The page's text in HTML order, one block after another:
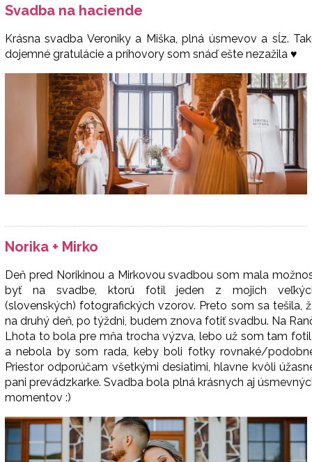
Svadba na haciende
Krásna svadba Veroniky a Miška, plná úsmevov a sĺz.
dojemné gratulácie a príhovory som snáď ešte nezažila ♥
Norika + Mirko
Deň pred Norikinou a Mirkovou svadbou som mala
byť na svadbe, ktorú fotil jeden z mojich
(slovenských) fotografických vzorov. Preto som sa tešila,
na druhý deň, po týždni, budem znova fotiť svadbu. Na
Lhota to bola pre mňa trocha výzva, lebo už som tam
a nebola by som rada, keby boli fotky rovnaké/
Priestor odporúčam všetkými desiatimi, hlavne kvôli
pani prevádzkarke. Svadba bola plná krásnych aj
momentov :)